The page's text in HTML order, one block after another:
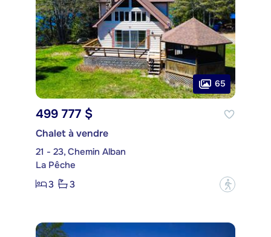
65
499 777 $
Chalet à vendre
21 - 23, Chemin Alban
La Pêche
3
3 ?